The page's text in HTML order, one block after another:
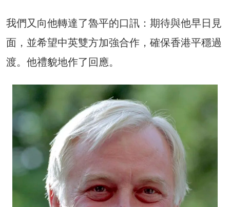
我們又向他轉達了魯平的口訊：期待與他早日見
面，並希望中英雙方加強合作，確保香港平穩過
渡。他禮貌地作了回應。